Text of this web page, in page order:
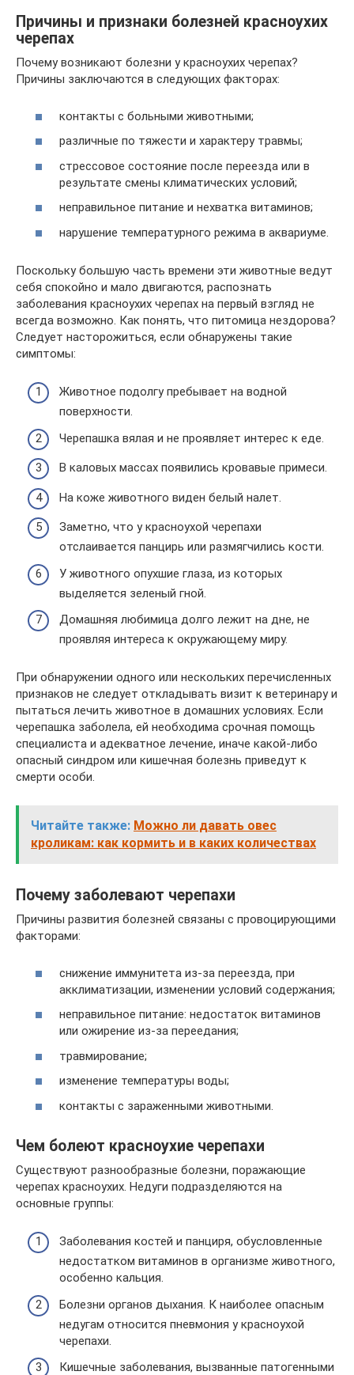
Причины и признаки болезней красноухих
черепах
Почему возникают болезни у красноухих черепах?
Причины заключаются в следующих факторах:
контакты с больными животными;
различные по тяжести и характеру травмы;
стрессовое состояние после переезда или в
результате смены климатических условий;
неправильное питание и нехватка витаминов;
нарушение температурного режима в аквариуме.
Поскольку большую часть времени эти животные ведут
себя спокойно и мало двигаются, распознать
заболевания красноухих черепах на первый взгляд не
всегда возможно. Как понять, что питомица нездорова?
Следует насторожиться, если обнаружены такие
симптомы:
Животное подолгу пребывает на водной
поверхности.
Черепашка вялая и не проявляет интерес к еде.
В каловых массах появились кровавые примеси.
На коже животного виден белый налет.
Заметно, что у красноухой черепахи
отслаивается панцирь или размягчились кости.
У животного опухшие глаза, из которых
выделяется зеленый гной.
Домашняя любимица долго лежит на дне, не
проявляя интереса к окружающему миру.
При обнаружении одного или нескольких перечисленных
признаков не следует откладывать визит к ветеринару и
пытаться лечить животное в домашних условиях. Если
черепашка заболела, ей необходима срочная помощь
специалиста и адекватное лечение, иначе какой-либо
опасный синдром или кишечная болезнь приведут к
смерти особи.
Читайте также: Можно ли давать овес
кроликам: как кормить и в каких количествах
Почему заболевают черепахи
Причины развития болезней связаны с провоцирующими
факторами:
снижение иммунитета из-за переезда, при
акклиматизации, изменении условий содержания;
неправильное питание: недостаток витаминов
или ожирение из-за переедания;
травмирование;
изменение температуры воды;
контакты с зараженными животными.
Чем болеют красноухие черепахи
Существуют разнообразные болезни, поражающие
черепах красноухих. Недуги подразделяются на
основные группы:
Заболевания костей и панциря, обусловленные
недостатком витаминов в организме животного,
особенно кальция.
Болезни органов дыхания. К наиболее опасным
недугам относится пневмония у красноухой
черепахи.
Кишечные заболевания, вызванные патогенными